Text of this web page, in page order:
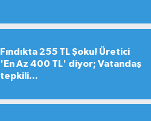
Fındıkta 255 TL Şoku! Üretici
'En Az 400 TL' diyor; Vatandaş
tepkili...